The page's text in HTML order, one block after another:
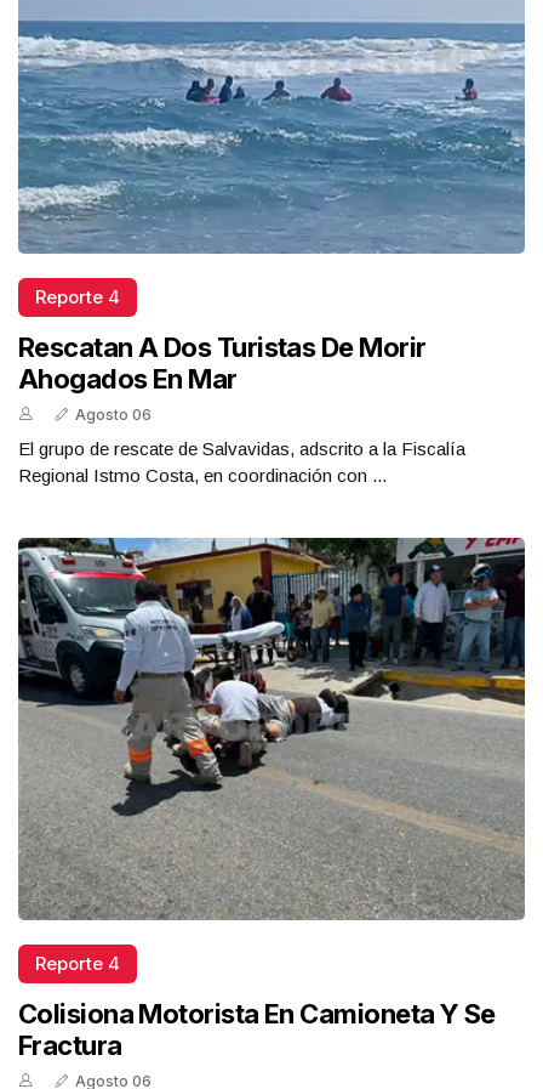
Reporte 4
Rescatan A Dos Turistas De Morir
Ahogados En Mar
Agosto 06
El grupo de rescate de Salvavidas, adscrito a la Fiscalía
Regional Istmo Costa, en coordinación con ...
Reporte 4
Colisiona Motorista En Camioneta Y Se
Fractura
Agosto 06